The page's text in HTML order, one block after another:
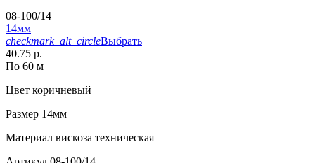
08-100/14
14мм
checkmark_alt_circleВыбрать
40.75 р.
По 60 м
Цвет коричневый
Размер 14мм
Материал вискоза техническая